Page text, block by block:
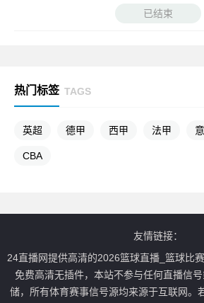
已结束
热门标签 TAGS
英超 德甲 西甲 法甲
CBA
友情链接：
24直播网提供高清的2026篮球直播_篮球比
免费高清无插件，本站不参与任何直播信
储，所有体育赛事信号源均来源于互联网。